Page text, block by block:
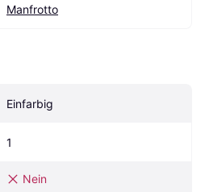
Manfrotto
Einfarbig
1
Nein